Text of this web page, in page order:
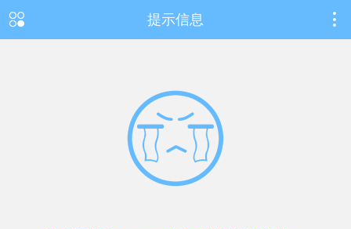
提示信息